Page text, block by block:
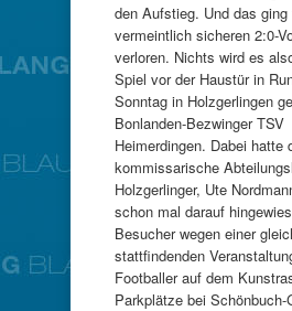
den Aufstieg. Und das
vermeintlich sicheren 2:0-
verloren. Nichts wird es
Spiel vor der Haustür in
Sonntag in Holzgerlingen
Bonlanden-Bezwinger TSV
Heimerdingen. Dabei hatte
kommissarische
Holzgerlinger, Ute
schon mal darauf
Besucher wegen einer
stattfindenden
Footballer auf dem
Parkplätze bei Schönbuch-